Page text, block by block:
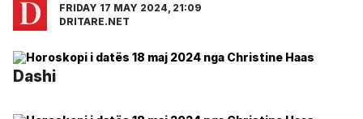
FRIDAY 17 MAY 2024, 21:09
DRITARE.NET
Dashi